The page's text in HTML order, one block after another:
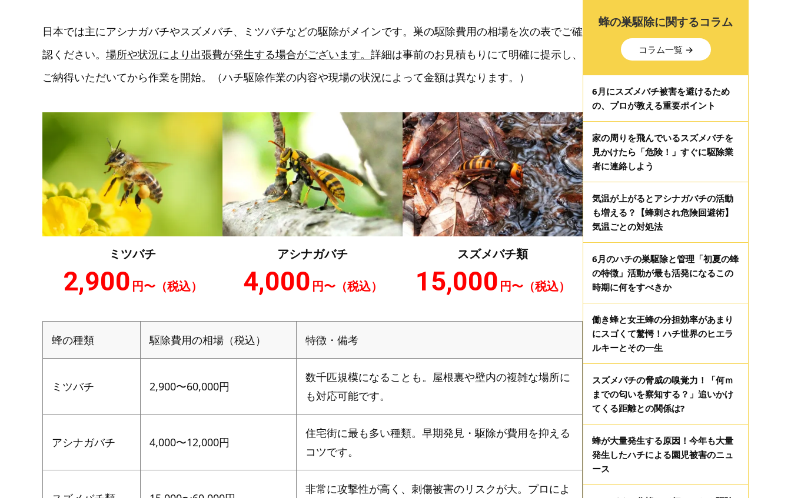
日本では主にアシナガバチやスズメバチ、ミツバチなどの駆除がメインです。巣の駆除費用の相場を次の表でご確
認ください。 場所や状況により出張費が発生する場合がございます。 詳細は事前のお見積もりにて明確に提示し、
ご納得いただいてから作業を開始。（ハチ駆除作業の内容や現場の状況によって金額は異なります。）
ミツバチ
2,900 円〜（税込）
アシナガバチ
4,000 円〜（税込）
スズメバチ類
15,000 円〜（税込）
蜂の種類 駆除費用の相場（税込） 特徴・備考
ミツバチ 2,900〜60,000円
数千匹規模になることも。屋根裏や壁内の複雑な場所に
も対応可能です。
アシナガバチ 4,000〜12,000円
住宅街に最も多い種類。早期発見・駆除が費用を抑える
コツです。
非常に攻撃性が高く、刺傷被害のリスクが大。プロによ
蜂の巣駆除に関するコラム
コラム一覧 →
6月にスズメバチ被害を避けるため
の、プロが教える重要ポイント
家の周りを飛んでいるスズメバチを
見かけたら「危険！」すぐに駆除業
者に連絡しよう
気温が上がるとアシナガバチの活動
も増える？【蜂刺され危険回避術】
気温ごとの対処法
6月のハチの巣駆除と管理「初夏の蜂
の特徴」活動が最も活発になるこの
時期に何をすべきか
働き蜂と女王蜂の分担効率があまり
にスゴくて驚愕！ハチ世界のヒエラ
ルキーとその一生
スズメバチの脅威の嗅覚力！「何ｍ
までの匂いを察知する？」追いかけ
てくる距離との関係は?
蜂が大量発生する原因！今年も大量
発生したハチによる園児被害のニュ
ース